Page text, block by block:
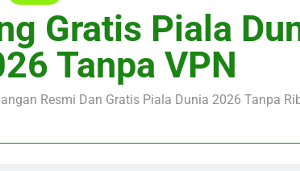
Villa vs Bayern Club Friendly Malam Ini Pukul 19.00
Persahabatan Dua
Monaco vs Getafe Club Friendly Dini Hari Ini Pukul
Liga Eropa UEFA Malam Ini Pukul 22.00 WIB
Gratis Piala
Tanpa VPN
Resmi Dan Gratis Piala Dunia 2026 Tanpa